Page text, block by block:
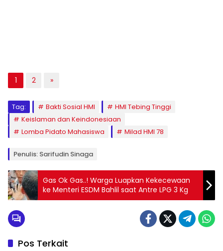
1 2 »
Tag: Bakti Sosial HMI
HMI Tebing Tinggi
Keislaman dan Keindonesiaan
Lomba Pidato Mahasiswa
Milad HMI 78
Penulis: Sarifudin Sinaga
Gas Ok Gas..! Warga Luapkan Kekecewaan
ke Menteri ESDM Bahlil saat Antre LPG 3 Kg
Pos Terkait